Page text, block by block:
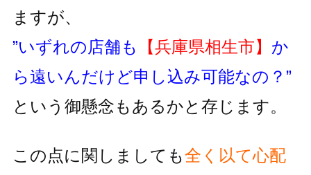
ますが、
”いずれの店舗も
【兵庫県相生市】 か
ら遠いんだけど申し込み可能なの？”
という御懸念もあるかと存じます。
この点に関しましても全く以て心配